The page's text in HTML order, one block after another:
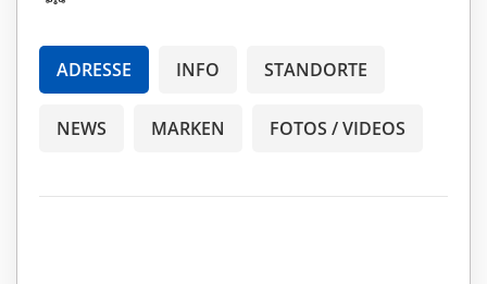
ADRESSE INFO STANDORTE
NEWS MARKEN FOTOS / VIDEOS